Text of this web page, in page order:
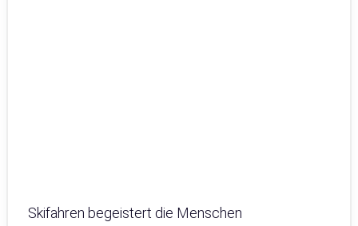
Skifahren begeistert die Menschen